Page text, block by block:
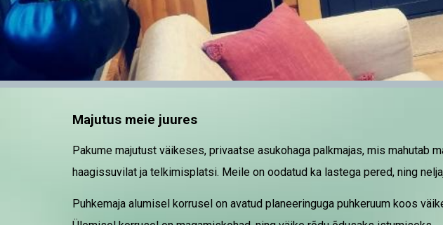
Majutus meie juures
Pakume majutust väikeses, privaatse asukohaga palkmajas, mis mahutab
haagissuvilat ja telkimisplatsi. Meile on oodatud ka lastega pered, ning
Puhkemaja alumisel korrusel on avatud planeeringuga puhkeruum koos